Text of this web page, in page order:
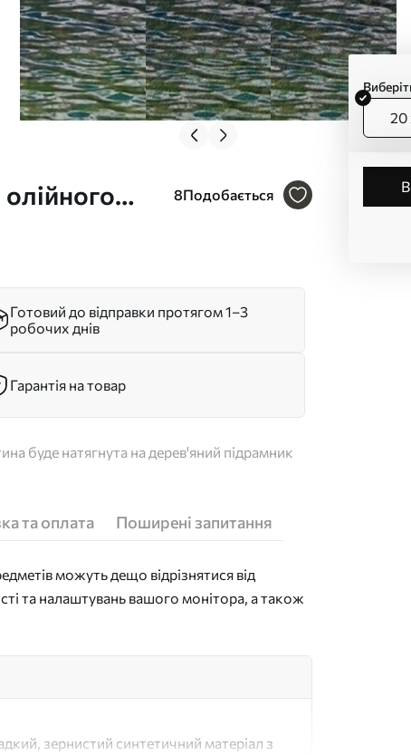
олійного
8Подобається
20
Готовий до відправки протягом 1–3
робочих днів
Гарантія на товар
буде натягнута на дерев'яний підрамник
та оплата Поширені запитання
можуть дещо відрізнятися від
та налаштувань вашого монітора, а також
зернистий синтетичний матеріал з